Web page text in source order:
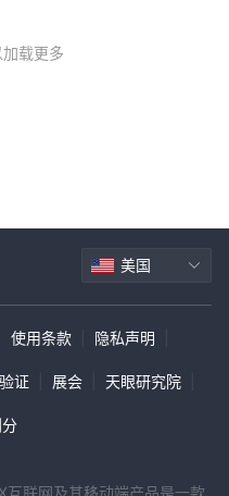
载更多
美国
使用条款 隐私声明
证 展会 天眼研究院